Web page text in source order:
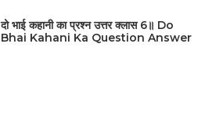
दो भाई कहानी का प्रश्न उत्तर क्लास 6॥ Do
Bhai Kahani Ka Question Answer